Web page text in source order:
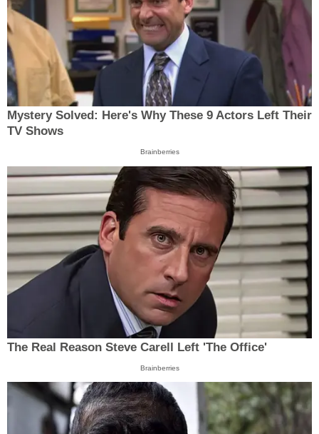
Mystery Solved: Here's Why These 9 Actors Left Their
TV Shows
Brainberries
The Real Reason Steve Carell Left 'The Office'
Brainberries